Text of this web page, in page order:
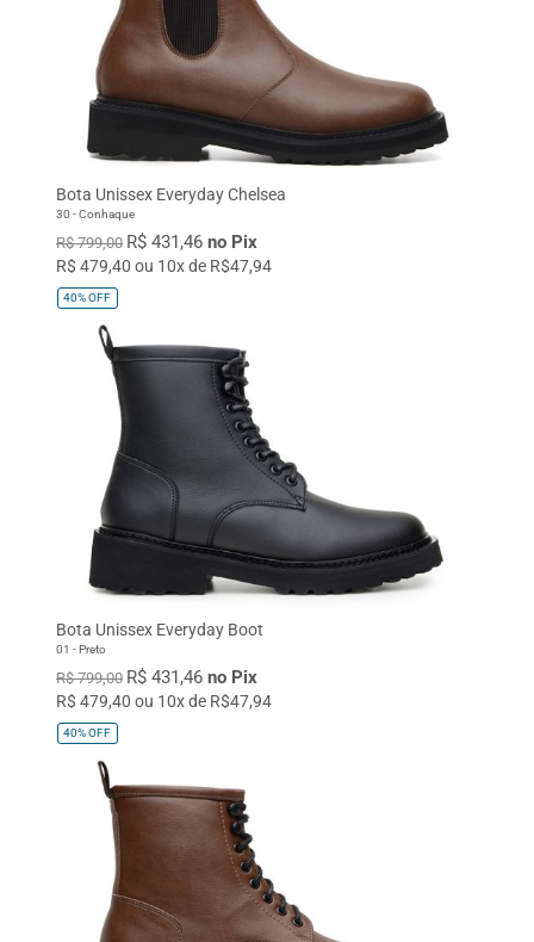
Bota Unissex Everyday Chelsea
30 - Conhaque
R$ 799,00 R$ 431,46 no Pix
R$ 479,40 ou 10x de R$47,94
40%OFF
Bota Unissex Everyday Boot
01 - Preto
R$ 799,00 R$ 431,46 no Pix
R$ 479,40 ou 10x de R$47,94
40%OFF